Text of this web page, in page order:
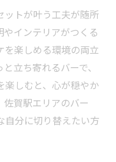
ットが叶う工夫が随所
インテリアがつくる
を楽しめる環境の両立
立ち寄れるバーで、
楽しむと、心が穏やか
賀駅エリアのバー
自分に切り替えたい方